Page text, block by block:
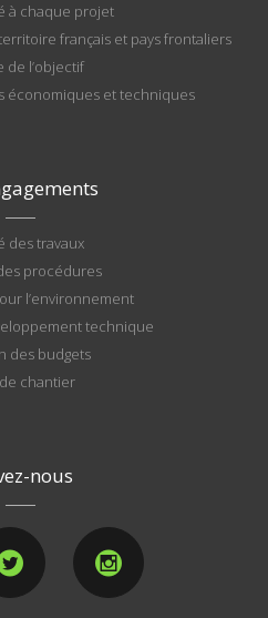
à chaque projet
français et pays frontaliers
de l’objectif
économiques et techniques
des travaux
procédures
l’environnement
technique
des budgets
chantier
nous